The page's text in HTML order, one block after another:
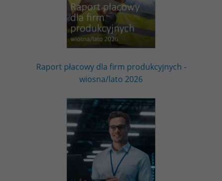
Raport płacowy dla firm produkcyjnych -
wiosna/lato 2026